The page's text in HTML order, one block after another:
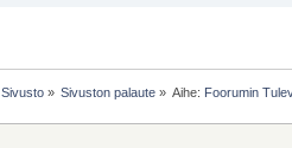
Sivusto» Sivuston palaute» Aihe: Foorumin